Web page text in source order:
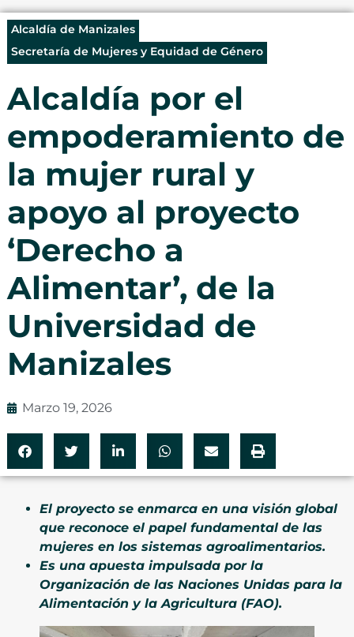
Alcaldía de Manizales
Secretaría de Mujeres y Equidad de Género
Alcaldía por el
empoderamiento de
la mujer rural y
apoyo al proyecto
‘Derecho a
Alimentar’, de la
Universidad de
Manizales
Marzo 19, 2026
El proyecto se enmarca en una visión global
que reconoce el papel fundamental de las
mujeres en los sistemas agroalimentarios.
Es una apuesta impulsada por la
Organización de las Naciones Unidas para la
Alimentación y la Agricultura (FAO).